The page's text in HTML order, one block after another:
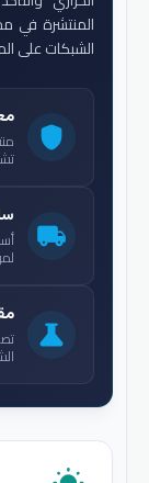
المنتشرة في
الشبكات على
shield
local_shipping
science